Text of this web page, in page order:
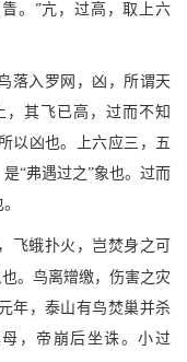
。”亢，过高，取上六
落入罗网，凶，所谓天
，其飞已高，过而不知
以凶也。上六应三，五
“弗遇过之”象也。过而
飞蛾扑火，岂焚身之可
。鸟离矰缴，伤害之灾
年，泰山有鸟焚巢并杀
，帝崩后坐诛。小过